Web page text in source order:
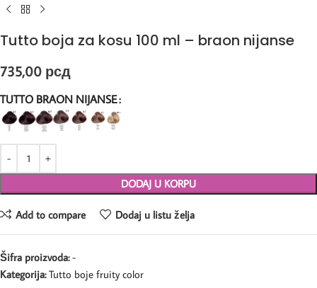
Tutto boja za kosu 100 ml – braon nijanse
735,00 рсд
TUTTO BRAON NIJANSE
DODAJ U KORPU
Add to compare Dodaj u listu želja
Šifra proizvoda:-
Kategorija: Tutto boje fruity color